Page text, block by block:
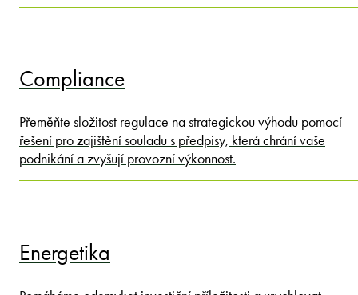
Compliance
Přeměňte složitost regulace na strategickou výhodu pomocí
řešení pro zajištění souladu s předpisy, která chrání vaše
podnikání a zvyšují provozní výkonnost.
Energetika